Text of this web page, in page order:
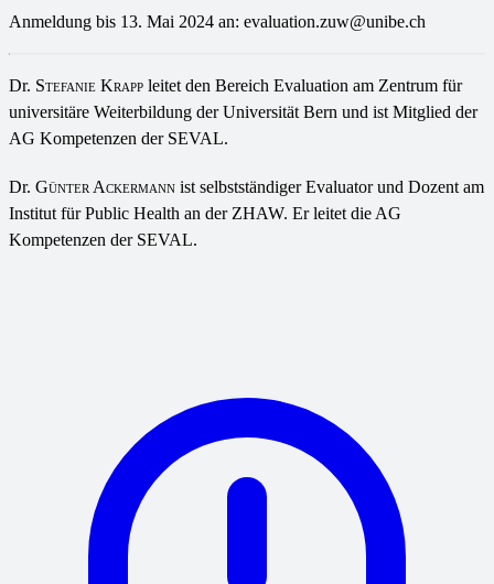
Anmeldung bis 13. Mai 2024 an: evaluation.zuw@unibe.ch
Dr. Stefanie Krapp leitet den Bereich Evaluation am Zentrum für
universitäre Weiterbildung der Universität Bern und ist Mitglied der
AG Kompetenzen der SEVAL.
Dr. Günter Ackermann ist selbstständiger Evaluator und Dozent am
Institut für Public Health an der ZHAW. Er leitet die AG
Kompetenzen der SEVAL.